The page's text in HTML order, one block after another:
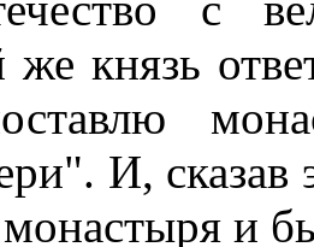
же князь
И, сказав
и